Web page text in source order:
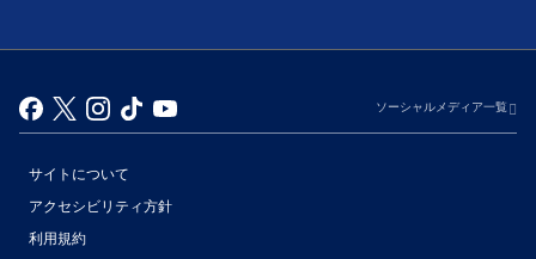
ソーシャルメディア一覧
サイトについて
アクセシビリティ方針
利用規約